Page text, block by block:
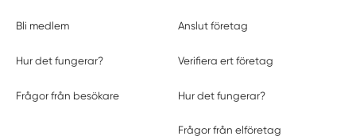
Bli medlem
Hur det fungerar?
Frågor från besökare
Anslut företag
Verifiera ert företag
Hur det fungerar?
Frågor från elföretag